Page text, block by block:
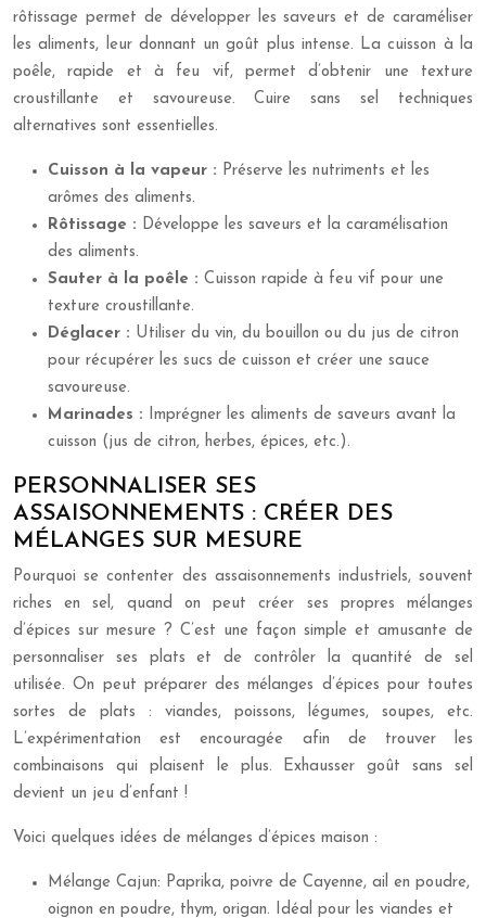
rôtissage permet de développer les saveurs et de caraméliser
les aliments, leur donnant un goût plus intense. La cuisson à la
poêle, rapide et à feu vif, permet d’obtenir une texture
croustillante et savoureuse. Cuire sans sel techniques
alternatives sont essentielles.
Cuisson à la vapeur : Préserve les nutriments et les
arômes des aliments.
Rôtissage : Développe les saveurs et la caramélisation
des aliments.
Sauter à la poêle : Cuisson rapide à feu vif pour une
texture croustillante.
Déglacer : Utiliser du vin, du bouillon ou du jus de citron
pour récupérer les sucs de cuisson et créer une sauce
savoureuse.
Marinades : Imprégner les aliments de saveurs avant la
cuisson (jus de citron, herbes, épices, etc.).
PERSONNALISER SES
ASSAISONNEMENTS : CRÉER DES
MÉLANGES SUR MESURE
Pourquoi se contenter des assaisonnements industriels, souvent
riches en sel, quand on peut créer ses propres mélanges
d’épices sur mesure ? C’est une façon simple et amusante de
personnaliser ses plats et de contrôler la quantité de sel
utilisée. On peut préparer des mélanges d’épices pour toutes
sortes de plats : viandes, poissons, légumes, soupes, etc.
L’expérimentation est encouragée afin de trouver les
combinaisons qui plaisent le plus. Exhausser goût sans sel
devient un jeu d’enfant !
Voici quelques idées de mélanges d’épices maison :
Mélange Cajun: Paprika, poivre de Cayenne, ail en poudre,
oignon en poudre, thym, origan. Idéal pour les viandes et